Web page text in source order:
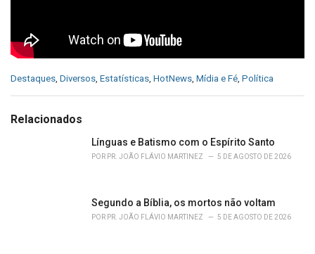
C
e
Destaques, Diversos, Estatísticas, HotNews, Mídia e Fé, Política
Relacionados
Línguas e Batismo com o Espírito Santo
POR PR. JOÃO FLÁVIO MARTINEZ 5 DE AGOSTO DE 2026
Segundo a Bíblia, os mortos não voltam
POR PR. JOÃO FLÁVIO MARTINEZ 5 DE AGOSTO DE 2026